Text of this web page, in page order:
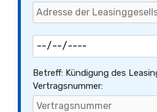
Betreff: Kündigung des
Vertragsnummer: